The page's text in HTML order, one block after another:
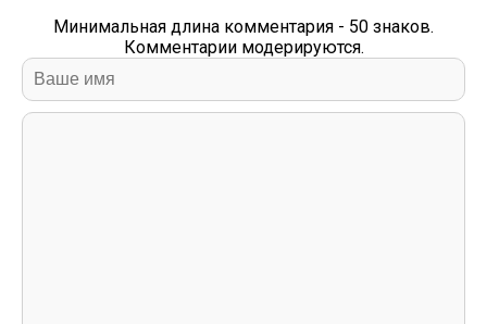
Минимальная длина комментария - 50 знаков.
Комментарии модерируются.